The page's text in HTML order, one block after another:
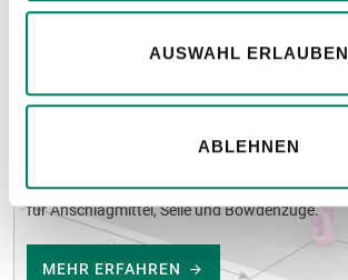
AUSWAHL ERLAUBEN
ABLEHNEN
Konfiguratoren
für Anschlagmittel, Seile und Bowdenzüge.
MEHR ERFAHREN